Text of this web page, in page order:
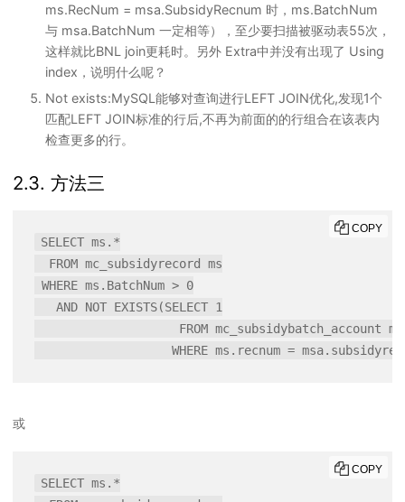
ms.RecNum = msa.SubsidyRecnum 时，ms.BatchNum
与 msa.BatchNum 一定相等），至少要扫描被驱动表55次，
这样就比BNL join更耗时。另外 Extra中并没有出现了 Using
index，说明什么呢？
Not exists:MySQL能够对查询进行LEFT JOIN优化,发现1个
匹配LEFT JOIN标准的行后,不再为前面的的行组合在该表内
检查更多的行。
2.3. 方法三
SELECT ms.*
  FROM mc_subsidyrecord ms
WHERE ms.BatchNum > 0
   AND NOT EXISTS(SELECT 1
FROM mc_subsidybatch_account
COPY
或
SELECT ms.*
COPY